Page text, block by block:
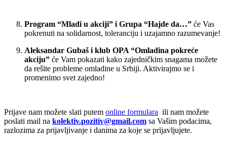
Program “Mladi u akciji” i Grupa “Hajde da…” će Vas
pokrenuti na solidarnost, toleranciju i uzajamno razumevanje!
Aleksandar Gubaš i klub OPA “Omladina pokreće
akciju” će Vam pokazati kako zajedničkim snagama možete
da rešite probleme omladine u Srbiji. Aktivirajmo se i
promenimo svet zajedno!
Prijave nam možete slati putem online formulara ili nam možete
poslati mail na kolektiv.pozitiv@gmail.com sa Vašim podacima,
razlozima za prijavljivanje i danima za koje se prijavljujete.